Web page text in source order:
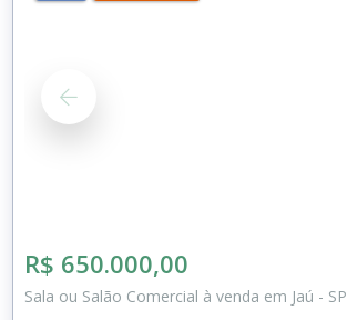
R$ 650.000,00
Sala ou Salão Comercial à venda em Jaú - SP